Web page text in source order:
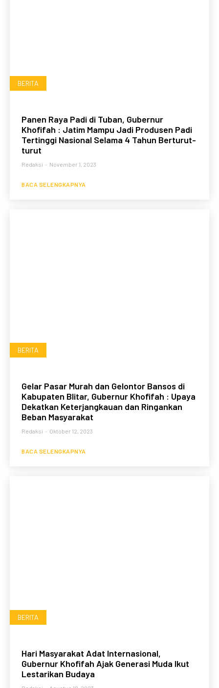
BERITA
Panen Raya Padi di Tuban, Gubernur
Khofifah : Jatim Mampu Jadi Produsen Padi
Tertinggi Nasional Selama 4 Tahun Berturut-
turut
Redaksi - November 1, 2023
BACA SELENGKAPNYA
BERITA
Gelar Pasar Murah dan Gelontor Bansos di
Kabupaten Blitar, Gubernur Khofifah : Upaya
Dekatkan Keterjangkauan dan Ringankan
Beban Masyarakat
Redaksi - Oktober 12, 2023
BACA SELENGKAPNYA
BERITA
Hari Masyarakat Adat Internasional,
Gubernur Khofifah Ajak Generasi Muda Ikut
Lestarikan Budaya